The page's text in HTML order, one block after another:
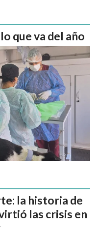
que va del año
la historia de
las crisis en